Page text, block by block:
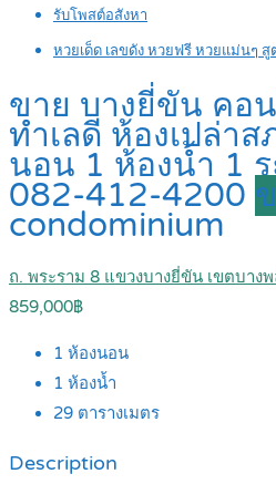
รับโพสต์อสังหา
หวยเด็ด เลขดัง หวยฟรี หวยแม่นๆ สู
ขาย บางยี่ขัน คอ
ทำเลดี ห้องเปล่า
นอน 1 ห้องน้ำ 1 ร
082-412-4200
condominium
ถ. พระราม 8 แขวงบางยี่ขัน เขตบาง
859,000฿
1 ห้องนอน
1 ห้องน้ำ
29 ตารางเมตร
Description